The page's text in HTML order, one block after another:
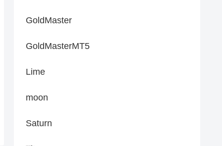
GoldMaster
GoldMasterMT5
Lime
moon
Saturn